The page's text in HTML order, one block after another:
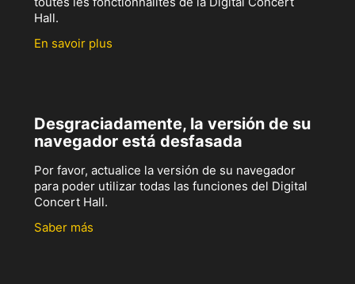
Hall.
En savoir plus
Desgraciadamente, la versión de su
navegador está desfasada
Por favor, actualice la versión de su navegador
para poder utilizar todas las funciones del Digital
Concert Hall.
Saber más